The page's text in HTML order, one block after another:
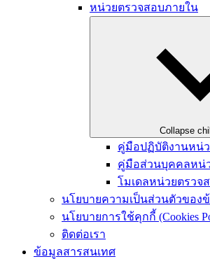
หน่วยตรวจสอบภายใน
Collapse
คู่มือปฏิบัติงานหน่
คู่มือส่วนบุคคลหน่
โมเดลหน่วยตรวจ
นโยบายความเป็นส่วนตัวของข้
นโยบายการใช้คุกกี้ (Cookies
ติดต่อเรา
ข้อมูลสารสนเทศ